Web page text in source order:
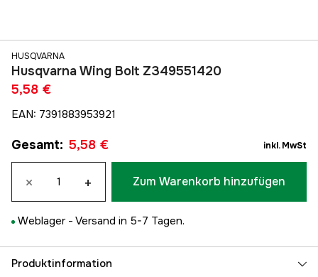
HUSQVARNA
Husqvarna Wing Bolt Z349551420
5,58 €
EAN: 7391883953921
Gesamt: 5,58 € inkl. MwSt
× + Zum Warenkorb hinzufügen
Weblager - Versand in 5-7 Tagen.
Produktinformation